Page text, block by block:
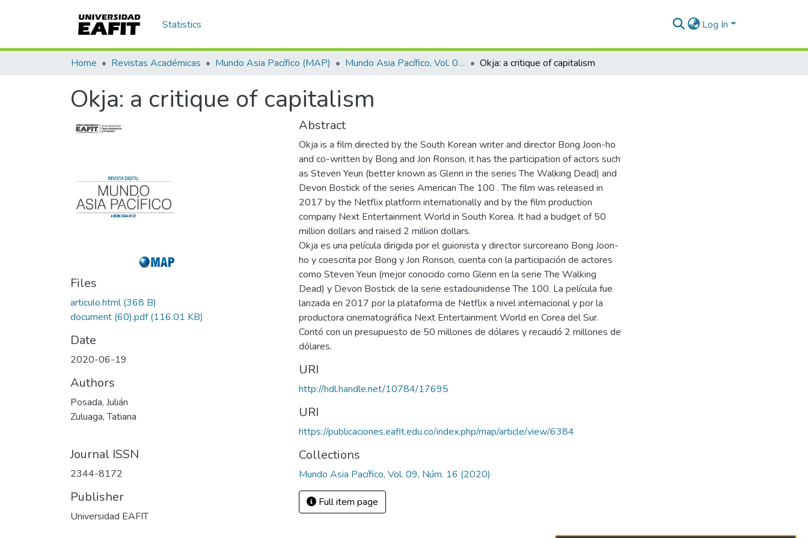
Statistics Log In
Home Revistas Académicas Mundo Asia Pacífico (MAP) Mundo Asia Pacífico, Vol. 09, Núm. 16 (2020) Okja: a critique of capitalism
Okja: a critique of capitalism
Files
articulo.html(368 B)
document (60).pdf(116.01 KB)
Date
2020-06-19
Authors
Posada, Julián
Zuluaga, Tatiana
Journal ISSN
2344-8172
Publisher
Universidad EAFIT
Abstract
Okja is a film directed by the South Korean writer and director Bong Joon-ho
and co-written by Bong and Jon Ronson, it has the participation of actors such
as Steven Yeun (better known as Glenn in the series The Walking Dead) and
Devon Bostick of the series American The 100 . The film was released in
2017 by the Netflix platform internationally and by the film production
company Next Entertainment World in South Korea. It had a budget of 50
million dollars and raised 2 million dollars.
Okja es una película dirigida por el guionista y director surcoreano Bong Joon-
ho y coescrita por Bong y Jon Ronson, cuenta con la participación de actores
como Steven Yeun (mejor conocido como Glenn en la serie The Walking
Dead) y Devon Bostick de la serie estadounidense The 100. La película fue
lanzada en 2017 por la plataforma de Netflix a nivel internacional y por la
productora cinematográfica Next Entertainment World en Corea del Sur.
Contó con un presupuesto de 50 millones de dólares y recaudó 2 millones de
dólares.
URI
http://hdl.handle.net/10784/17695
URI
https://publicaciones.eafit.edu.co/index.php/map/article/view/6384
Collections
Mundo Asia Pacífico, Vol. 09, Núm. 16 (2020)
Full item page